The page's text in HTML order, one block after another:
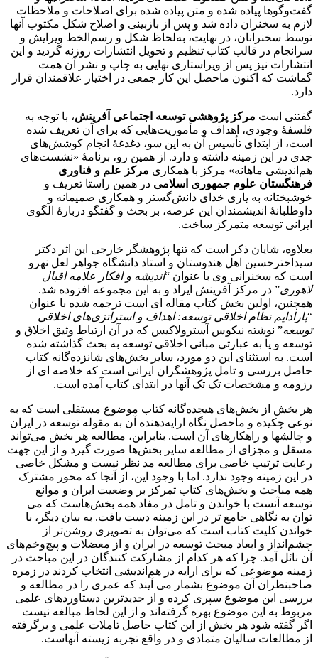
گفت‌و‌گوها پیاده شده و متن پیاده شده برای اصلاحات و ملاحظات
لازم به سخنران داده شد و پس از بازبینی و اصلاح شکل مکتوب آنها
توسط سخنرانان، در نهایت، به‌لحاظ شکل و رسم‌الخط ویرایش و
سرانجام در قالب کتاب تنظیم و تحویل انتشارات روزنه گردید و این
انتشارات نیز پس از ویراستاری نهایی به چاپ و نشر آن همت
گماشت که اکنون ماحصل این کار جمعی در اختیار علاقمندان قرار
دارد.
گفتنی است مرکز پژوهشی توسعه اجتماعی آفرینش، با توجه به
فلسفۀ وجودی، اهداف و مأموریت‌هایی که برای آن تعریف شده
است، از ابتدای تأسیس آن به این سو، دغدغۀ انجام کوشش‌های
جدی در این زمینه داشته و دارد. از همین رو، برنامۀ «نشست‌های
هم‌اندیشی ماهانه» مرکز با همکاری مرکز علم و فناوری
فرهنگستان علوم جمهوری اسلامی در همین راستا تعریف و
خوشبختانه به یاری خدای دانش‌گستر و همکاری صمیمانه و
داوطلبانۀ اندیشمندان این عرصه، بر بحث و گفتگو دربارۀ الگوی
ایرانی توسعه متمرکز ساخت.
بعلاوه، شایان ذکر است که تنها پژوهشگر خارجی این اثر دکتر
سیداخترحسین اهل هندوستان و استاد دانشگاه جواهر لعل نهرو
است که سخنرانی وی با عنوان “اندیشه و افکار علامه اقبال
لاهوری” در مرکز آفرینش ایراد و به این مجموعه افزوده شد.
همچنین، اولین بخش کتاب مقاله ای است ترجمه شده با عنوان
“پارادایم نظام اخلاقی توسعه: اهداف و استراتزی‌های اخلاقی
توسعه” نوشته نیکوس آسترولاکیس که در آن ارتباط وثیق اخلاق و
توسعه و یا به عبارتی مبانی اخلاقی توسعه به بحث گذاشته شده
است. به استثنای این دو مورد، سایر بخش‌های شانزده‌‌گانه کتاب
حاصل بررسی و تامل پژوهشگران ایرانی است که خلاصه ای از
رزومه و مشخصات تک تک آنها در ابتدای کتاب آمده است.
هر بخش از بخش‌های هیجده‌گانه کتاب موضوع مستقلی است که به
نوعی چکیده و ماحصل نگاه ارایه‌دهنده آن به مقوله توسعه در ایران
و چالشها و راهکارهای آن است. بنابراین، مطالعه هر بخش می‌تواند
مسقل و مجزای از مطالعه سایر بخش‌ها صورت گیرد و از این جهت
رعایت ترتیب خاصی برای مطالعه مد نظر نیست و مشکل خاصی
در این زمینه وجود ندارد. اما با وجود این، از آنجا که محور مشترک
همه مباحث و بخش‌های کتاب تمرکز بر وضعیت ایران و موانع
توسعه آنست با خواندن و تامل در مفاد همه بخش‌هاست که می
توان به نگاهی جامع تر در این زمینه دست یافت. به بیان دیگر، با
خواندن کلیت کتاب است که می‌توان به تصویری روشن‌تر از
چشم‌انداز و ابعاد مبحث توسعه در ایران و از معضلات و پیچ‌وخم‌های
آن نائل آمد. چرا که هر کدام از مشارکت کنندگان در این مباحث در
زمینه موضوعی که برای ارایه در هم‌اندیشی انتخاب کردند در زمره
صاحبنظران آن موضوع بشمار می آیند که عمری را در مطالعه و
بررسی این موضوع سپری کرده و از جدیدترین دستاوردهای علمی
مربوط به این موضوع بهره گرفته‌اند و از این لحاظ مبالغه نیست
اگر گفته شود هر بخش از این کتاب حاصل تاملات علمی و برگرفته
از مطالعات سالیان متمادی و در واقع تجربه زیسته آنهاست.